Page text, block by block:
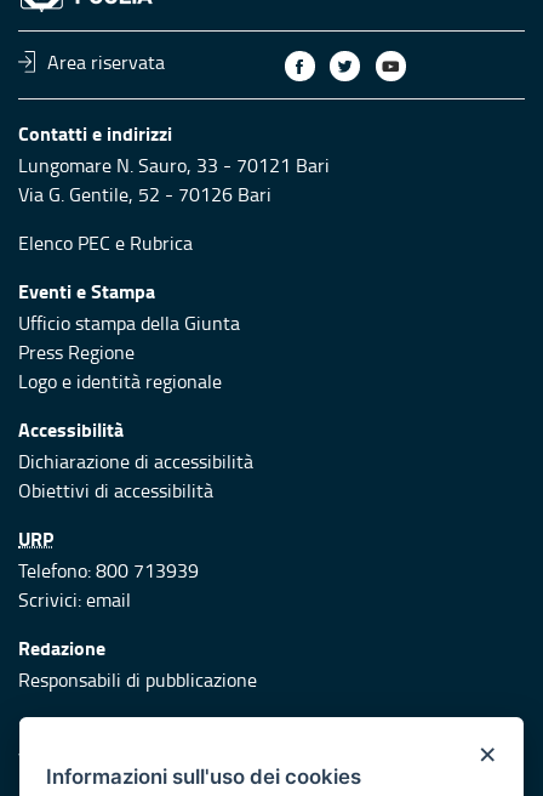
Area riservata
Contatti e indirizzi
Lungomare N. Sauro, 33 - 70121 Bari
Via G. Gentile, 52 - 70126 Bari
Elenco PEC e Rubrica
Eventi e Stampa
Ufficio stampa della Giunta
Press Regione
Logo e identità regionale
Accessibilità
Dichiarazione di accessibilità
Obiettivi di accessibilità
URP
Telefono: 800 713939
Scrivici:email
Redazione
Responsabili di pubblicazione
Protezione civile
Vai al sito di Protezione Civile Puglia
×
Informazioni sull'uso dei cookies